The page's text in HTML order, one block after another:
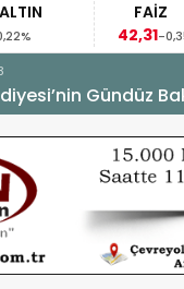
FAİZ
-0,35%
Gündüz